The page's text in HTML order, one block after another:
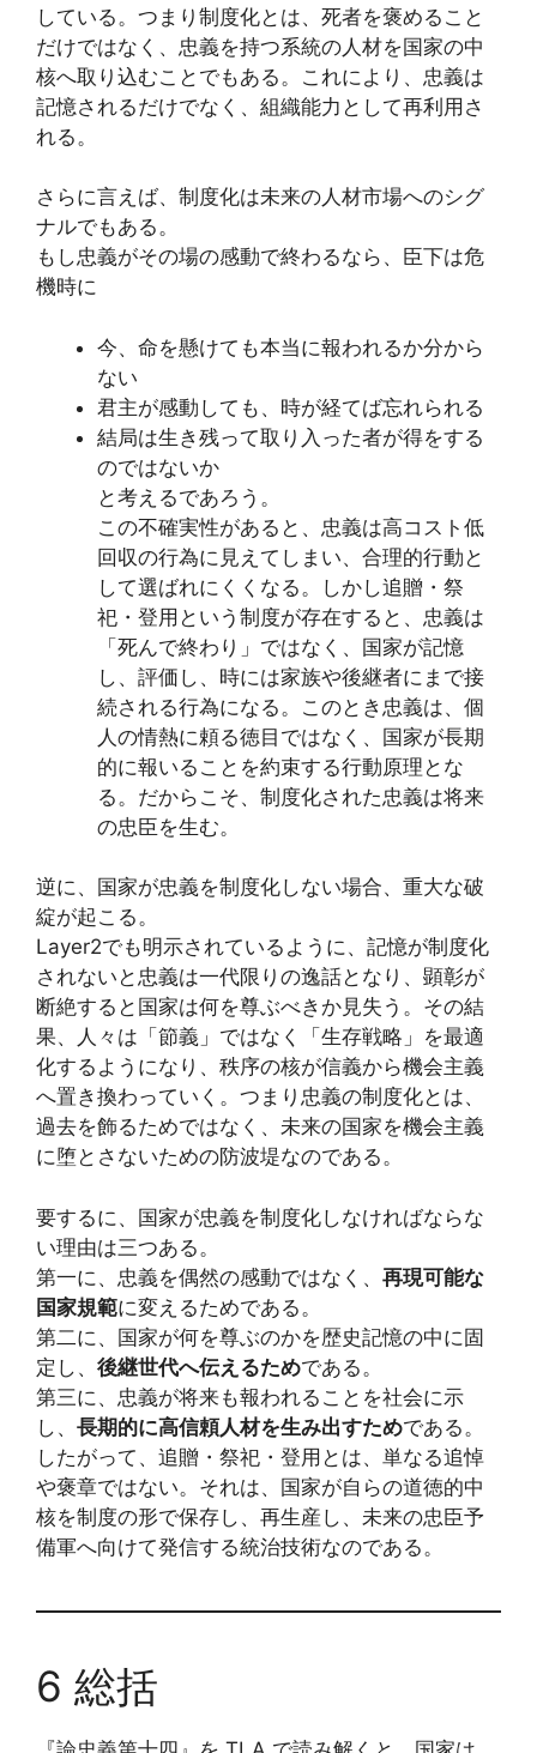
している。つまり制度化とは、死者を褒めること
だけではなく、忠義を持つ系統の人材を国家の中
核へ取り込むことでもある。これにより、忠義は
記憶されるだけでなく、組織能力として再利用さ
れる。
さらに言えば、制度化は未来の人材市場へのシグ
ナルでもある。
もし忠義がその場の感動で終わるなら、臣下は危
機時に
今、命を懸けても本当に報われるか分から
ない
君主が感動しても、時が経てば忘れられる
結局は生き残って取り入った者が得をする
のではないか
と考えるであろう。
この不確実性があると、忠義は高コスト低
回収の行為に見えてしまい、合理的行動と
して選ばれにくくなる。しかし追贈・祭
祀・登用という制度が存在すると、忠義は
「死んで終わり」ではなく、国家が記憶
し、評価し、時には家族や後継者にまで接
続される行為になる。このとき忠義は、個
人の情熱に頼る徳目ではなく、国家が長期
的に報いることを約束する行動原理とな
る。だからこそ、制度化された忠義は将来
の忠臣を生む。
逆に、国家が忠義を制度化しない場合、重大な破
綻が起こる。
Layer2でも明示されているように、記憶が制度化
されないと忠義は一代限りの逸話となり、顕彰が
断絶すると国家は何を尊ぶべきか見失う。その結
果、人々は「節義」ではなく「生存戦略」を最適
化するようになり、秩序の核が信義から機会主義
へ置き換わっていく。つまり忠義の制度化とは、
過去を飾るためではなく、未来の国家を機会主義
に堕とさないための防波堤なのである。
要するに、国家が忠義を制度化しなければならな
い理由は三つある。
第一に、忠義を偶然の感動ではなく、 再現可能な
国家規範に変えるためである。
第二に、国家が何を尊ぶのかを歴史記憶の中に固
定し、 後継世代へ伝えるためである。
第三に、忠義が将来も報われることを社会に示
し、 長期的に高信頼人材を生み出すためである。
したがって、追贈・祭祀・登用とは、単なる追悼
や褒章ではない。それは、国家が自らの道徳的中
核を制度の形で保存し、再生産し、未来の忠臣予
備軍へ向けて発信する統治技術なのである。
6 総括